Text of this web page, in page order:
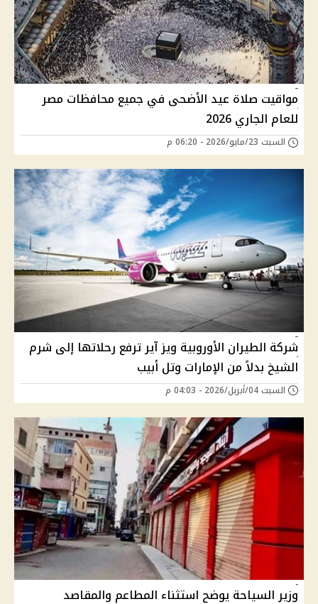
مواقيت صلاة عيد الأضحى في جميع محافظات مصر
للعام الجاري 2026
السبت 23/مايو/2026 - 06:20 م
شركة الطيران الأوروبية ويز آير ترفع رحلاتها إلى شرم
الشيخ بدلاً من الإمارات وتل أبيب
السبت 04/أبريل/2026 - 04:03 م
وزير السياحة يوضح استثناء المطاعم والمقاصد